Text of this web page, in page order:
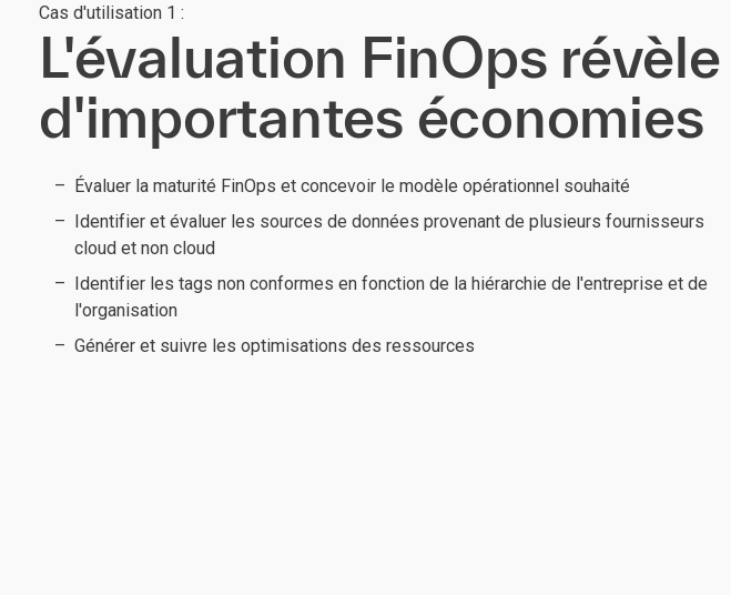
Cas d'utilisation 1 :
L'évaluation FinOps révèle
d'importantes économies
Évaluer la maturité FinOps et concevoir le modèle opérationnel souhaité
Identifier et évaluer les sources de données provenant de plusieurs fournisseurs
cloud et non cloud
Identifier les tags non conformes en fonction de la hiérarchie de l'entreprise et de
l'organisation
Générer et suivre les optimisations des ressources